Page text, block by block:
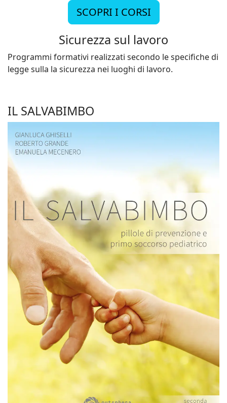
SCOPRI I CORSI
Sicurezza sul lavoro
Programmi formativi realizzati secondo le specifiche di
legge sulla la sicurezza nei luoghi di lavoro.
IL SALVABIMBO